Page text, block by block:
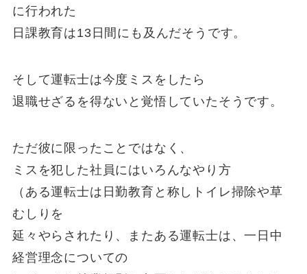
に行われた
日課教育は13日間にも及んだそうです。
そして運転士は今度ミスをしたら
退職せざるを得ないと覚悟していたそうです。
ただ彼に限ったことではなく、
ミスを犯した社員にはいろんなやり方
（ある運転士は日勤教育と称しトイレ掃除や草
むしりを
延々やらされたり、またある運転士は、一日中
経営理念についての